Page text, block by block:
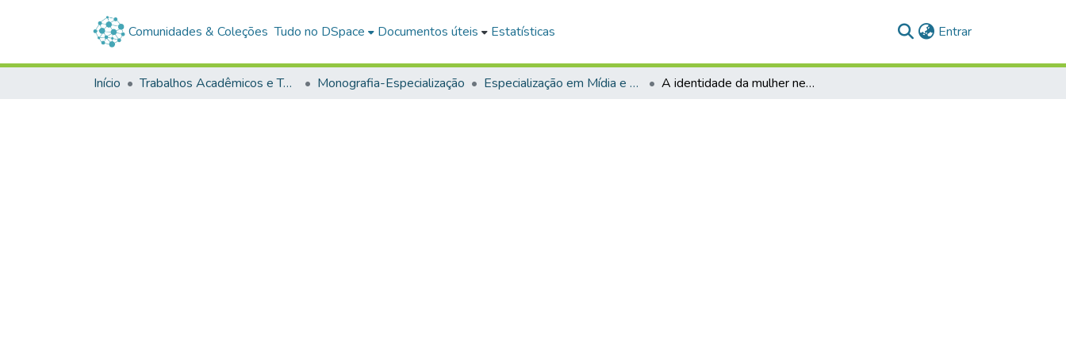
Comunidades & Coleções Tudo no DSpace Documentos úteis Estatísticas Entrar(current)
Início Trabalhos Acadêmicos e Técnicos Monografia-Especialização Especialização em Mídia e Educação A identidade da mulher negra e indígena: entre a autoria e o protagonismo no PNLD 2023